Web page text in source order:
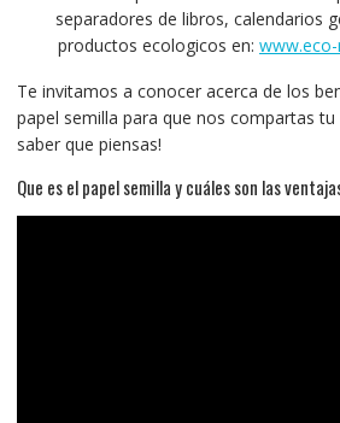
separadores de libros, calendarios
productos ecologicos en:
Te invitamos a conocer acerca de los
papel semilla para que nos compartas
saber que piensas!
Que es el papel semilla y cuáles son las